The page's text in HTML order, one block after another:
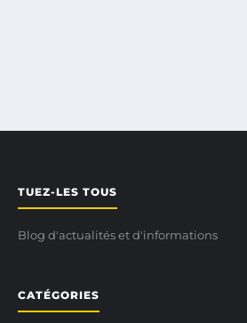
TUEZ-LES TOUS
Blog d'actualités et d'informations
CATÉGORIES